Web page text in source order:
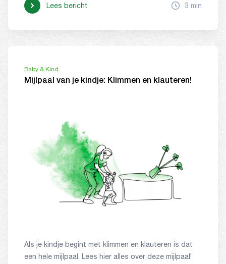
Lees bericht 3 min
Baby & Kind
Mijlpaal van je kindje: Klimmen en klauteren!
Als je kindje begint met klimmen en klauteren is dat
een hele mijlpaal. Lees hier alles over deze mijlpaal!